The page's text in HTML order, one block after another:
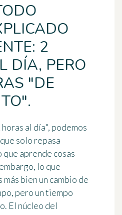
2
DÍA, PERO
"DE
al día", podemos
solo repasa
aprende cosas
lo que
más bien un cambio de
, pero un tiempo
. El núcleo del